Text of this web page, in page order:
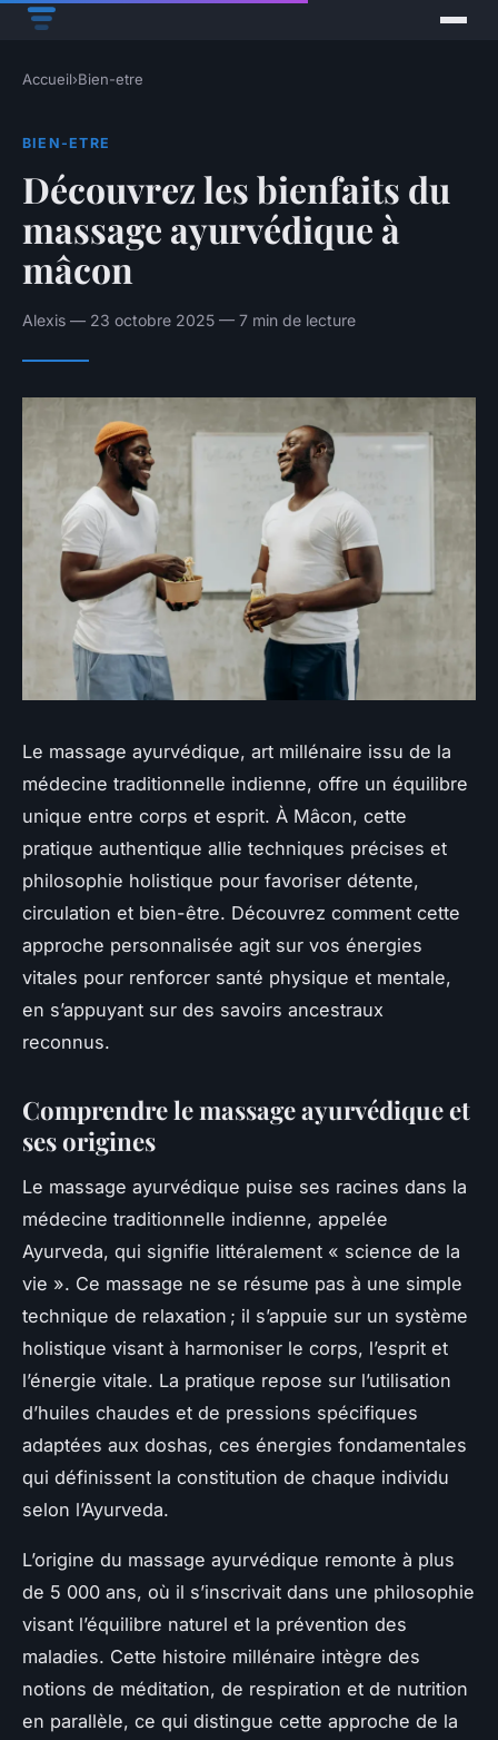
Accueil›Bien-etre
BIEN-ETRE
Découvrez les bienfaits du
massage ayurvédique à
mâcon
Alexis — 23 octobre 2025 — 7 min de lecture
Le massage ayurvédique, art millénaire issu de la
médecine traditionnelle indienne, offre un équilibre
unique entre corps et esprit. À Mâcon, cette
pratique authentique allie techniques précises et
philosophie holistique pour favoriser détente,
circulation et bien-être. Découvrez comment cette
approche personnalisée agit sur vos énergies
vitales pour renforcer santé physique et mentale,
en s’appuyant sur des savoirs ancestraux
reconnus.
Comprendre le massage ayurvédique et
ses origines
Le massage ayurvédique puise ses racines dans la
médecine traditionnelle indienne, appelée
Ayurveda, qui signifie littéralement « science de la
vie ». Ce massage ne se résume pas à une simple
technique de relaxation ; il s’appuie sur un système
holistique visant à harmoniser le corps, l’esprit et
l’énergie vitale. La pratique repose sur l’utilisation
d’huiles chaudes et de pressions spécifiques
adaptées aux doshas, ces énergies fondamentales
qui définissent la constitution de chaque individu
selon l’Ayurveda.
L’origine du massage ayurvédique remonte à plus
de 5 000 ans, où il s’inscrivait dans une philosophie
visant l’équilibre naturel et la prévention des
maladies. Cette histoire millénaire intègre des
notions de méditation, de respiration et de nutrition
en parallèle, ce qui distingue cette approche de la